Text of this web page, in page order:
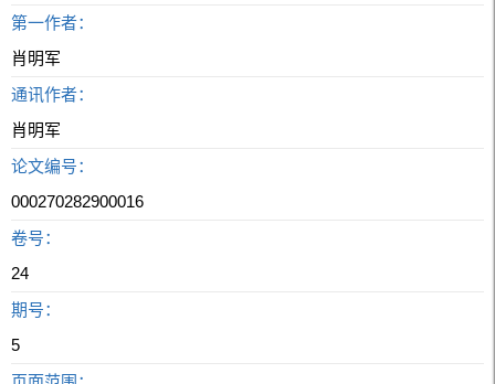
第一作者：
肖明军
通讯作者：
肖明军
论文编号：
000270282900016
卷号：
24
期号：
5